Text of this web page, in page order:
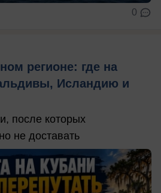
0
регионе: где на
Исландию и
после которых
не доставать